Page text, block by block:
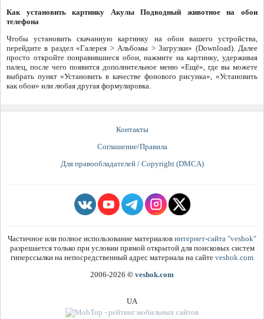
Как установить картинку Акулы Подводный животное на обои
телефона
Чтобы установить скачанную картинку на обои вашего устройства,
перейдите в раздел «Галерея > Альбомы > Загрузки» (Download). Далее
просто откройте понравившиеся обои, нажмите на картинку, удерживая
палец, после чего появится дополнительное меню «Ещё», где вы можете
выбрать пункт «Установить в качестве фонового рисунка», «Установить
как обои» или любая другая формулировка.
Контакты
Соглашение/Правила
Для правообладателей / Copyright (DMCA)
Частичное или полное использование материалов интернет-сайта "veshok"
разрешается только при условии прямой открытой для поисковых систем
гиперссылки на непосредственный адрес материала на сайте veshok.com
2006-2026 © veshok.com
UA